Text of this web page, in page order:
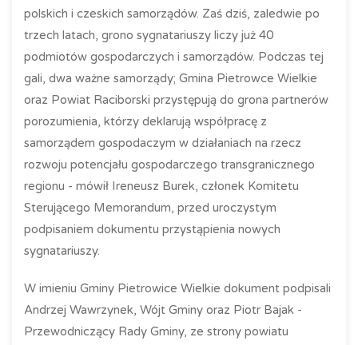
polskich i czeskich samorządów. Zaś dziś, zaledwie po
trzech latach, grono sygnatariuszy liczy już 40
podmiotów gospodarczych i samorządów. Podczas tej
gali, dwa ważne samorządy; Gmina Pietrowce Wielkie
oraz Powiat Raciborski przystępują do grona partnerów
porozumienia, którzy deklarują współpracę z
samorządem gospodaczym w działaniach na rzecz
rozwoju potencjału gospodarczego transgranicznego
regionu - mówił Ireneusz Burek, członek Komitetu
Sterującego Memorandum, przed uroczystym
podpisaniem dokumentu przystąpienia nowych
sygnatariuszy.
W imieniu Gminy Pietrowice Wielkie dokument podpisali
Andrzej Wawrzynek, Wójt Gminy oraz Piotr Bajak -
Przewodniczący Rady Gminy, ze strony powiatu